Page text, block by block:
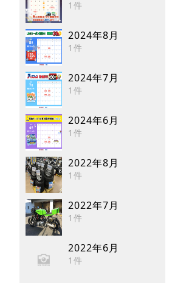
1件
2024年8月
1件
2024年7月
1件
2024年6月
1件
2022年8月
1件
2022年7月
1件
2022年6月
1件